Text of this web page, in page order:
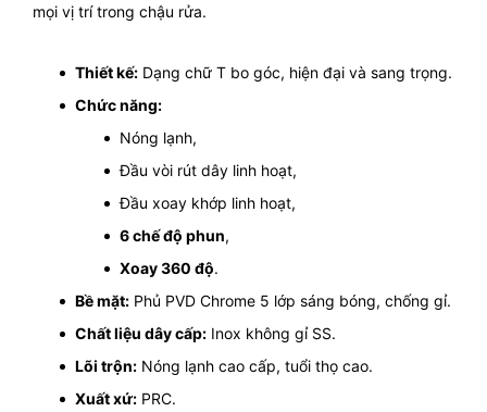
mọi vị trí trong chậu rửa.
Thiết kế: Dạng chữ T bo góc, hiện đại và sang trọng.
Chức năng:
Nóng lạnh,
Đầu vòi rút dây linh hoạt,
Đầu xoay khớp linh hoạt,
6 chế độ phun,
Xoay 360 độ.
Bề mặt: Phủ PVD Chrome 5 lớp sáng bóng, chống gỉ.
Chất liệu dây cấp: Inox không gỉ SS.
Lõi trộn: Nóng lạnh cao cấp, tuổi thọ cao.
Xuất xứ: PRC.